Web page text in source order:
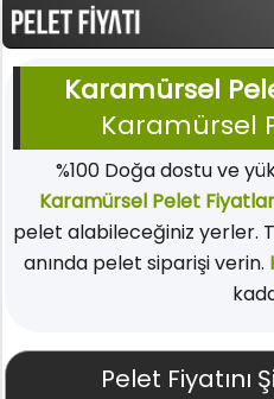
Karamürsel
Karamürsel
%100 Doğa dostu ve
Karamürsel Pelet
pelet alabileceğiniz yerler.
anında pelet siparişi verin.
Pelet Fiyatını